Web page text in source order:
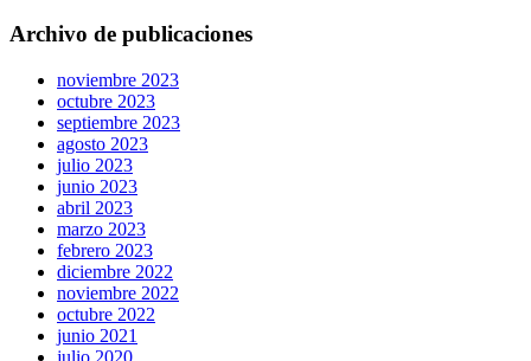
Archivo de publicaciones
noviembre 2023
octubre 2023
septiembre 2023
agosto 2023
julio 2023
junio 2023
abril 2023
marzo 2023
febrero 2023
diciembre 2022
noviembre 2022
octubre 2022
junio 2021
julio 2020